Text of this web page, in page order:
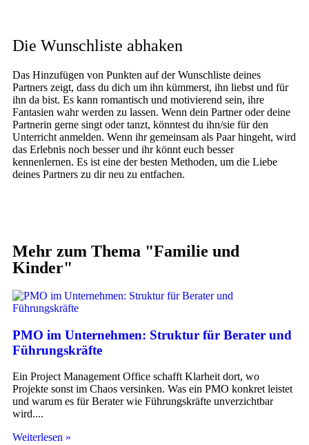
Die Wunschliste abhaken
Das Hinzufügen von Punkten auf der Wunschliste deines
Partners zeigt, dass du dich um ihn kümmerst, ihn liebst und für
ihn da bist. Es kann romantisch und motivierend sein, ihre
Fantasien wahr werden zu lassen. Wenn dein Partner oder deine
Partnerin gerne singt oder tanzt, könntest du ihn/sie für den
Unterricht anmelden. Wenn ihr gemeinsam als Paar hingeht, wird
das Erlebnis noch besser und ihr könnt euch besser
kennenlernen. Es ist eine der besten Methoden, um die Liebe
deines Partners zu dir neu zu entfachen.
Mehr zum Thema "Familie und
Kinder"
PMO im Unternehmen: Struktur für Berater und
Führungskräfte
Ein Project Management Office schafft Klarheit dort, wo
Projekte sonst im Chaos versinken. Was ein PMO konkret leistet
und warum es für Berater wie Führungskräfte unverzichtbar
wird.
Weiterlesen »